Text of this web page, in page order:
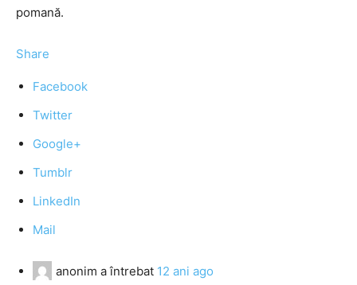
pomană.
Share
Facebook
Twitter
Google+
Tumblr
LinkedIn
Mail
anonim a întrebat 12 ani ago